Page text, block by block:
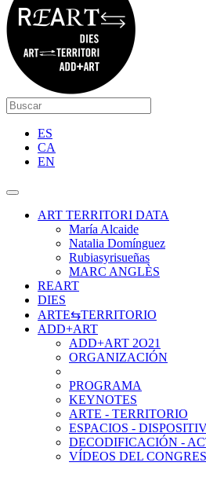
ES
CA
EN
ART TERRITORI DATA
María Alcaide
Natalia Domínguez
Rubiasyrisueñas
MARC ANGLÈS
REART
DIES
ARTE⇆TERRITORIO
ADD+ART
ADD+ART 2O21
ORGANIZACIÓN
PROGRAMA
KEYNOTES
ARTE - TERRITORIO
ESPACIOS -
DECODIFICACIÓN -
VÍDEOS DEL